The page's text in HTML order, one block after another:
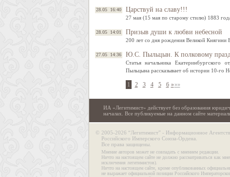
28.05 16:40 Царствуй на славу!!!
27 мая (15 мая по старому стилю) 1883
28.05 14:01 Призыв души к любви небесной
200 лет со дня рождения Великой
27.05 14:36 Ю.С. Пыльцын. К полковому
Статья начальника Екатеринбургского
Пыльцына рассказывает об истории 10-го
1 2 3 4 5 6 »»»
ИА «Легитимист» действует без образования
началах. Все публикуемые на данном сайте
© 2005-2026 “Легитимист” - Информационное
Российского Имперского Союза-Ордена.
Все права защищены.
Мнение авторов может не совпадать с мнением редакции.
Ничто на настоящем сайте не должно рассматриваться как
исключения легитимистов).
Ничто на настоящем сайте, кроме опубликованных
не выражает официальной позиции Российского